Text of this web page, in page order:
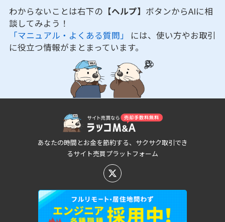
わからないことは右下の 【ヘルプ】 ボタンからAIに相
談してみよう！
「マニュアル・よくある質問」 には、使い方やお取引
に役立つ情報がまとまっています。
あなたの時間とお金を節約する、サクサク取引でき
るサイト売買プラットフォーム